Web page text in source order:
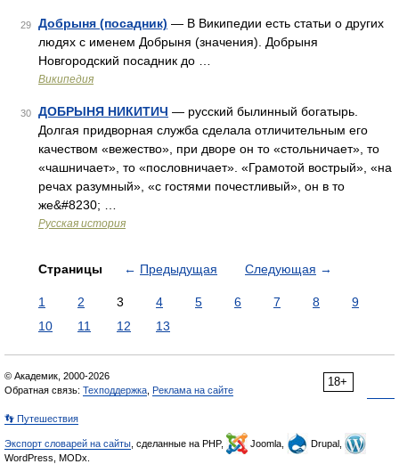
29 Добрыня (посадник) — В Википедии есть статьи о других
людях с именем Добрыня (значения). Добрыня
Новгородский посадник до …
Википедия
30 ДОБРЫНЯ НИКИТИЧ — русский былинный богатырь.
Долгая придворная служба сделала отличительным его
качеством «вежество», при дворе он то «стольничает», то
«чашничает», то «пословничает». «Грамотой вострый», «на
речах разумный», «с гостями почестливый», он в то
же&#8230; …
Русская история
Страницы ← Предыдущая Следующая →
1 2 3 4 5 6 7 8
9
10
11 12 13
18+
© Академик, 2000-2026
Обратная связь: Техподдержка Реклама на сайте
👣 Путешествия
Экспорт словарей на сайты , сделанные на PHP, Joomla,
Drupal,
WordPress, MODx.